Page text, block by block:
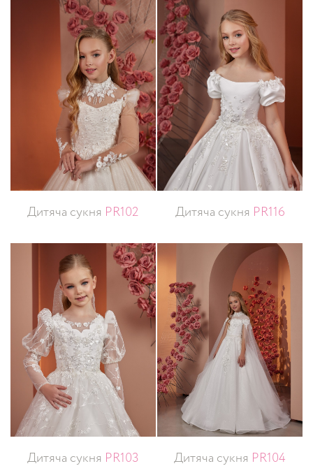
Дитяча сукня PR102 Дитяча сукня PR116
Дитяча сукня PR103 Дитяча сукня PR104